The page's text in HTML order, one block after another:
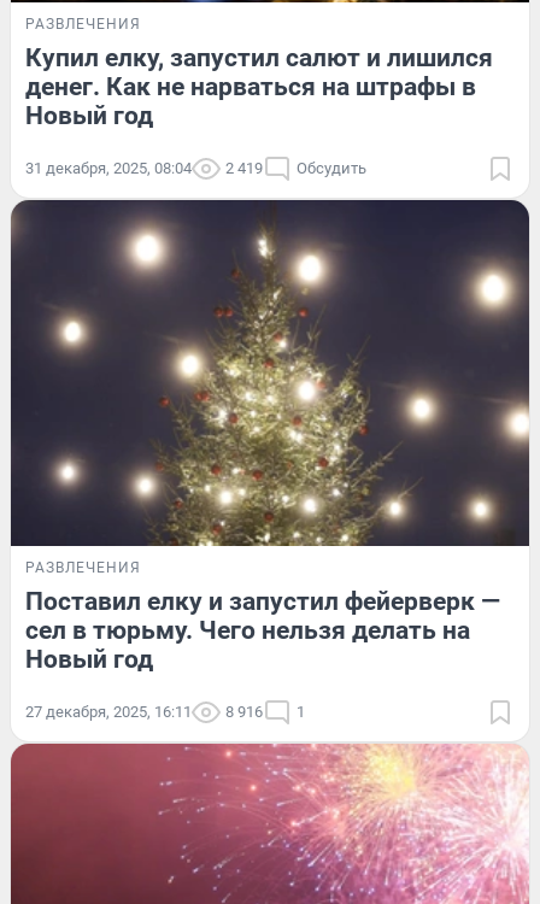
РАЗВЛЕЧЕНИЯ
Купил елку, запустил салют и лишился
денег. Как не нарваться на штрафы в
Новый год
31 декабря, 2025, 08:04 2 419 Обсудить
РАЗВЛЕЧЕНИЯ
Поставил елку и запустил фейерверк —
сел в тюрьму. Чего нельзя делать на
Новый год
27 декабря, 2025, 16:11 8 916 1